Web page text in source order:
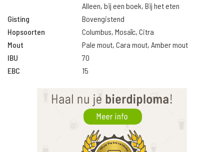
Alleen, bij een boek, Bij het eten
Gisting
Bovengistend
Hopsoorten
Columbus, Mosaïc, Citra
Mout
Pale mout, Cara mout, Amber mout
IBU
70
EBC
15